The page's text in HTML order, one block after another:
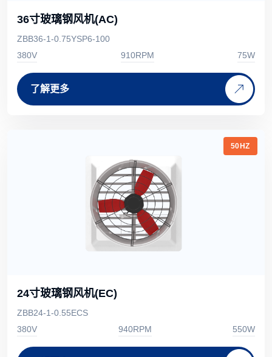
36寸玻璃钢风机(AC)
ZBB36-1-0.75YSP6-100
380V
910RPM 75W
了解更多
50HZ
24寸玻璃钢风机(EC)
ZBB24-1-0.55ECS
380V
940RPM 550W